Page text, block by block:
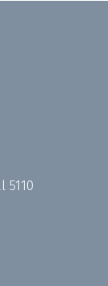
5110